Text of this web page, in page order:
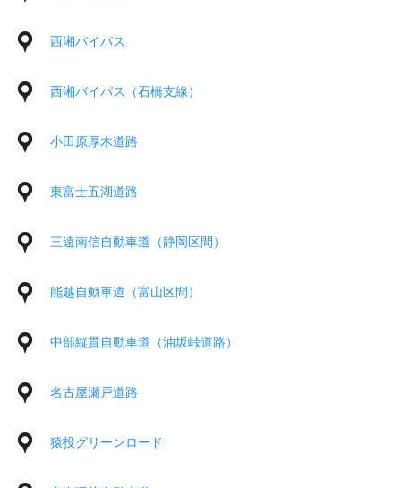
西湘バイパス
西湘バイパス（石橋支線）
小田原厚木道路
東富士五湖道路
三遠南信自動車道（静岡区間）
能越自動車道（富山区間）
中部縦貫自動車道（油坂峠道路）
名古屋瀬戸道路
猿投グリーンロード